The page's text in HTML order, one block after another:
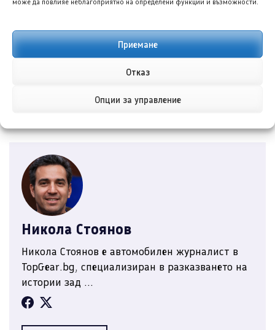
Приемане
Отказ
Опции за управление
Споделете в социалните мрежи:
Никола Стоянов
Никола Стоянов е автомобилен журналист в
TopGear.bg, специализиран в разказването на
истории зад ...